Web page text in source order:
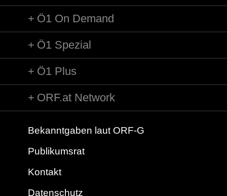
Ö1 On Demand
Ö1 Spezial
Ö1 Plus
ORF.at Network
Bekanntgaben laut ORF-G
Publikumsrat
Kontakt
Datenschutz